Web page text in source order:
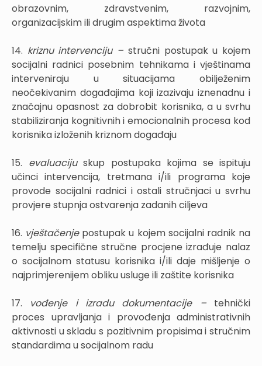
obrazovnim, zdravstvenim, razvojnim,
organizacijskim ili drugim aspektima života
14. kriznu intervenciju – stručni postupak u kojem
socijalni radnici posebnim tehnikama i vještinama
interveniraju u situacijama obilježenim
neočekivanim događajima koji izazivaju iznenadnu i
značajnu opasnost za dobrobit korisnika, a u svrhu
stabiliziranja kognitivnih i emocionalnih procesa kod
korisnika izloženih kriznom događaju
15. evaluaciju skup postupaka kojima se ispituju
učinci intervencija, tretmana i/ili programa koje
provode socijalni radnici i ostali stručnjaci u svrhu
provjere stupnja ostvarenja zadanih ciljeva
16. vještačenje postupak u kojem socijalni radnik na
temelju specifične stručne procjene izrađuje nalaz
o socijalnom statusu korisnika i/ili daje mišljenje o
najprimjerenijem obliku usluge ili zaštite korisnika
17. vođenje i izradu dokumentacije – tehnički
proces upravljanja i provođenja administrativnih
aktivnosti u skladu s pozitivnim propisima i stručnim
standardima u socijalnom radu